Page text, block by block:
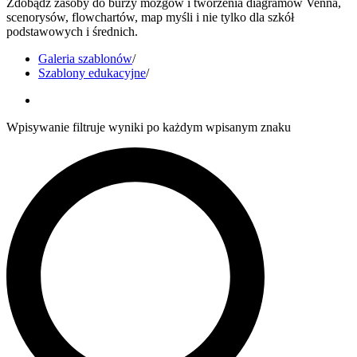
Zdobądź zasoby do burzy mózgów i tworzenia diagramów Venna,
scenorysów, flowchartów, map myśli i nie tylko dla szkół
podstawowych i średnich.
Galeria szablonów/
Szablony edukacyjne/
Wpisywanie filtruje wyniki po każdym wpisanym znaku